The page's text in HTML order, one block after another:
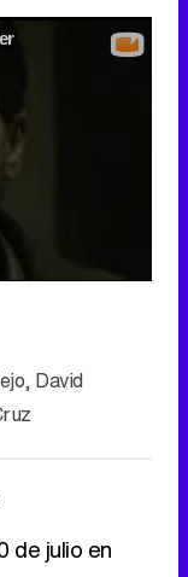
, David
de julio en